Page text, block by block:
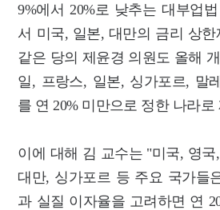
9%에서 20%로 낮추는 대부업
서 미국, 일본, 대만의 금리 상
같은 당의 제윤경 의원도 올해
일, 프랑스, 일본, 싱가포르, 말
를 연 20% 미만으로 정한 나라로
이에 대해 김 교수는 "미국, 영
대만, 싱가포르 등 주요 국가들
과 실질 이자율을 고려하면 연